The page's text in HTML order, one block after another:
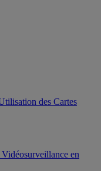
des Cartes
en